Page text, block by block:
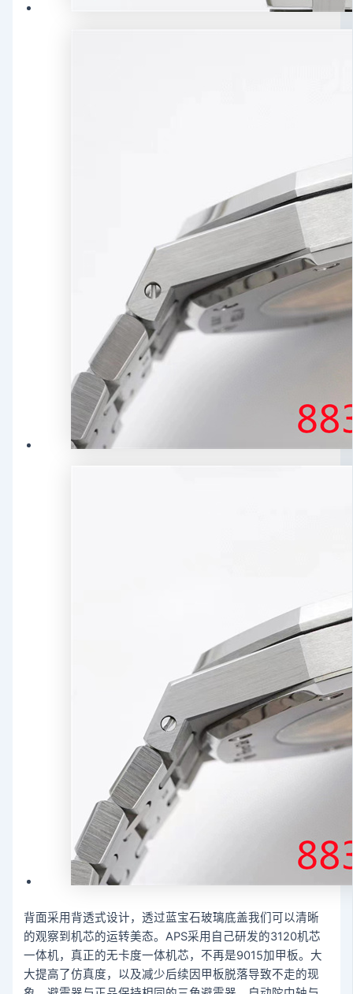
背面采用背透式设计，透过蓝宝石玻璃底盖我们可以清晰
的观察到机芯的运转美态。APS采用自己研发的3120机芯
一体机，真正的无卡度一体机芯，不再是9015加甲板。大
大提高了仿真度，以及减少后续因甲板脱落导致不走的现